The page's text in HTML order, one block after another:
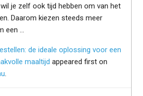
je zelf ook tijd hebben om van het
Daarom kiezen steeds meer
een …
de ideale oplossing voor een
maaltijd appeared first on